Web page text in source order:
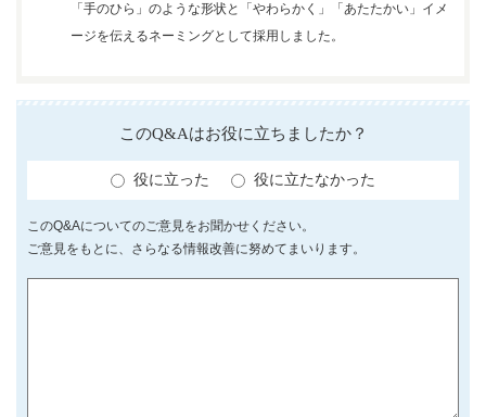
「手のひら」のような形状と「やわらかく」「あたたかい」イメ
ージを伝えるネーミングとして採用しました。
このQ&Aはお役に立ちましたか？
役に立った 役に立たなかった
このQ&Aについてのご意見をお聞かせください。
ご意見をもとに、さらなる情報改善に努めてまいります。